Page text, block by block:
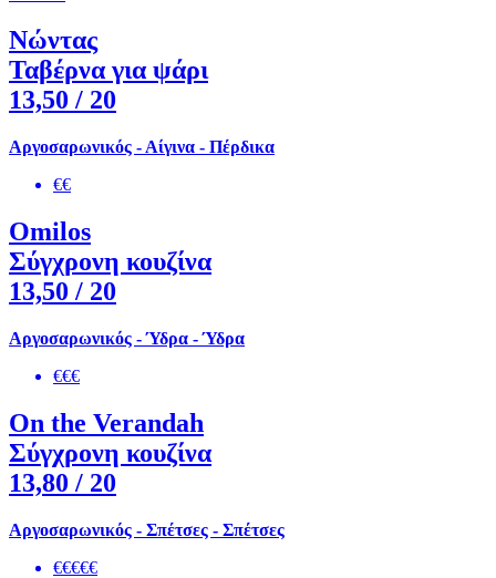
Νώντας
Ταβέρνα για ψάρι
13,50 / 20
Αργοσαρωνικός - Αίγινα - Πέρδικα
€€
Omilos
Σύγχρονη κουζίνα
13,50 / 20
Αργοσαρωνικός - Ύδρα - Ύδρα
€€€
On the Verandah
Σύγχρονη κουζίνα
13,80 / 20
Αργοσαρωνικός - Σπέτσες - Σπέτσες
€€€€€